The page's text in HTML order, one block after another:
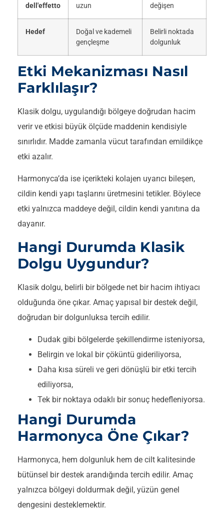
dell'effetto
uzun
değişen
Hedef
Doğal ve kademeli
gençleşme
Belirli noktada
dolgunluk
Etki Mekanizması Nasıl
Farklılaşır?
Klasik dolgu, uygulandığı bölgeye doğrudan hacim
verir ve etkisi büyük ölçüde maddenin kendisiyle
sınırlıdır. Madde zamanla vücut tarafından emildikçe
etki azalır.
Harmonyca’da ise içerikteki kolajen uyarıcı bileşen,
cildin kendi yapı taşlarını üretmesini tetikler. Böylece
etki yalnızca maddeye değil, cildin kendi yanıtına da
dayanır.
Hangi Durumda Klasik
Dolgu Uygundur?
Klasik dolgu, belirli bir bölgede net bir hacim ihtiyacı
olduğunda öne çıkar. Amaç yapısal bir destek değil,
doğrudan bir dolgunluksa tercih edilir.
Dudak gibi bölgelerde şekillendirme isteniyorsa,
Belirgin ve lokal bir çöküntü gideriliyorsa,
Daha kısa süreli ve geri dönüşlü bir etki tercih
ediliyorsa,
Tek bir noktaya odaklı bir sonuç hedefleniyorsa.
Hangi Durumda
Harmonyca Öne Çıkar?
Harmonyca, hem dolgunluk hem de cilt kalitesinde
bütünsel bir destek arandığında tercih edilir. Amaç
yalnızca bölgeyi doldurmak değil, yüzün genel
dengesini desteklemektir.